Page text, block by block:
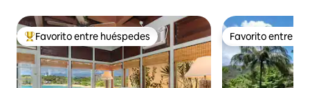
De los mejores en Favorito entre huéspedes
Favorito entre huéspedes Favorito entre
Favorito entre